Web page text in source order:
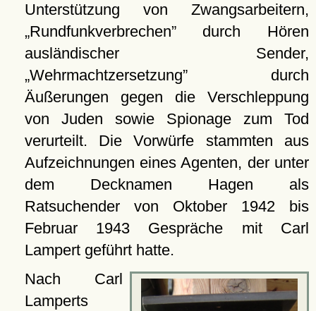
Unterstützung von Zwangsarbeitern,
Rundfunkverbrechen durch Hören
ausländischer Sender,
Wehrmachtzersetzung durch
Äußerungen gegen die Verschleppung
von Juden sowie Spionage zum Tod
verurteilt. Die Vorwürfe stammten aus
Aufzeichnungen eines Agenten, der unter
dem Decknamen Hagen als
Ratsuchender von Oktober 1942 bis
Februar 1943 Gespräche mit Carl
Lampert geführt hatte.
Nach Carl
Lamperts